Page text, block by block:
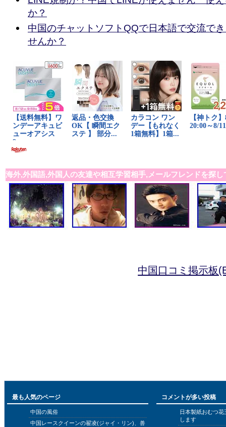
か？
中国のチャットソフトQQで日本語で交流で
せんか？
海外,外国語,外国人の友達や相互学習相手,メールフレンドを探し
中国口コミ掲示板
最も人気のページ
中国の風俗
中国レースクイーンの翟凌(ジャイ・リン)、兽
コメントが多い投稿
日本製紙おむつ
します